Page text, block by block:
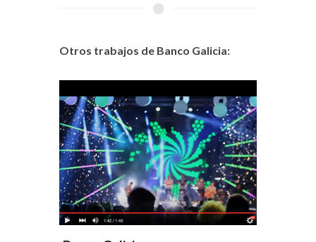
Otros trabajos de Banco Galicia: